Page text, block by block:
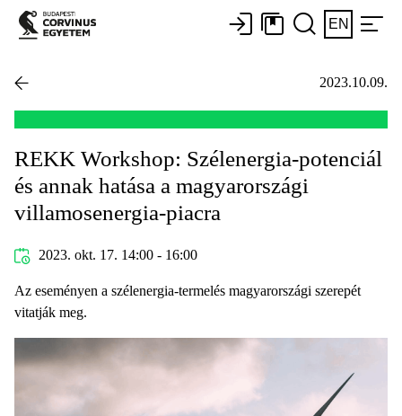
EN
2023.10.09.
REKK Workshop: Szélenergia-potenciál
és annak hatása a magyarországi
villamosenergia-piacra
2023. okt. 17. 14:00 - 16:00
Az eseményen a szélenergia-termelés magyarországi szerepét
vitatják meg.